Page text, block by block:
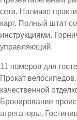
сети. Наличие
карт. Полный штат
инструкциями.
управляющий.
11 номеров для
Прокат
качественной
Бронирование
агрегаторы.